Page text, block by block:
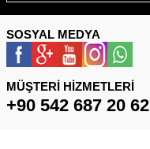
SOSYAL MEDYA
MÜŞTERI HIZMETLERI
+90 542 687 20 62